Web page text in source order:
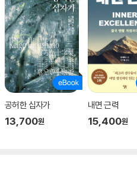
공허한 십자가
13,700원
내면 근력
15,400원